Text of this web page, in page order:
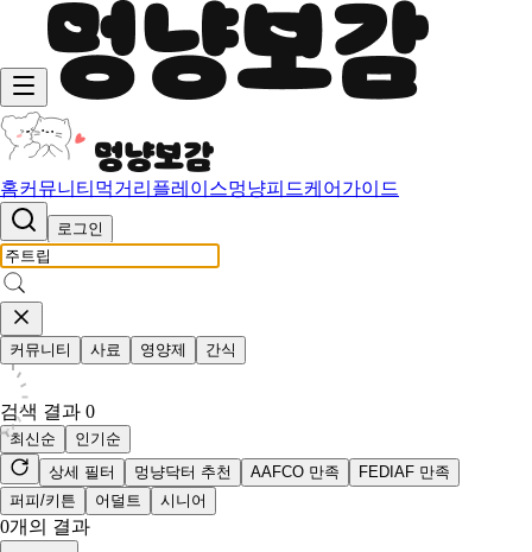
홈커뮤니티 먹거리 플레이스멍냥피드케어가이드
로그인
커뮤니티 사료 영양제 간식
검색 결과 0
최신순
인기순
상세 필터
멍냥닥터 추천 AAFCO 만족
FEDIAF 만족
퍼피/키튼
어덜트 시니어
0개의 결과